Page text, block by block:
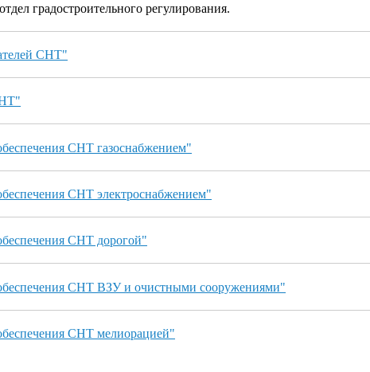
градостроительного регулирования.
СНТ"
СНТ газоснабжением"
СНТ электроснабжением"
СНТ дорогой"
СНТ ВЗУ и очистными сооружениями"
СНТ мелиорацией"